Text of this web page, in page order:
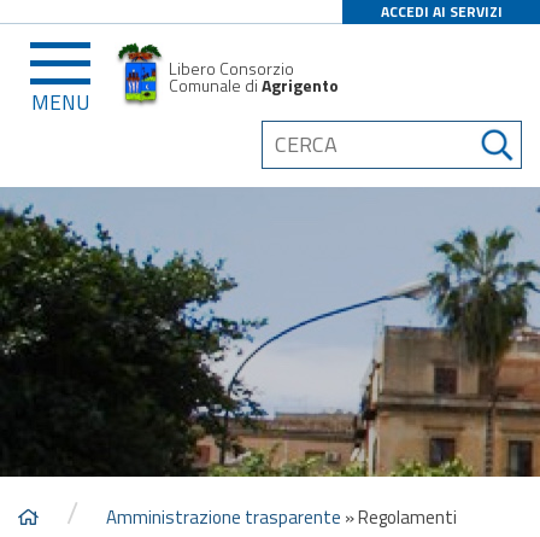
ACCEDI AI SERVIZI
MENU
Libero Consorzio
Comunale diAgrigento
/ Amministrazione trasparente »Regolamenti